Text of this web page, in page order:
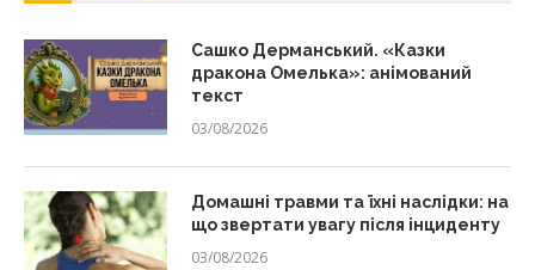
Сашко Дерманський. «Казки
дракона Омелька»: анімований
текст
03/08/2026
Домашні травми та їхні наслідки: на
що звертати увагу після інциденту
03/08/2026